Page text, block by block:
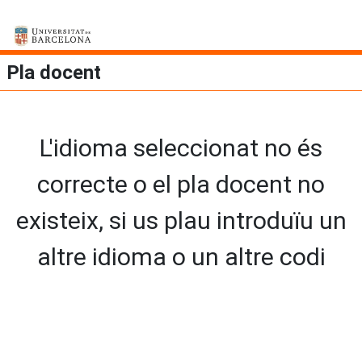
Pla docent
L'idioma seleccionat no és
correcte o el pla docent no
existeix, si us plau introduïu un
altre idioma o un altre codi